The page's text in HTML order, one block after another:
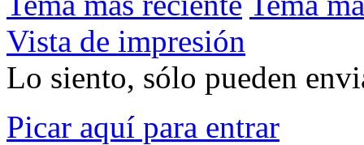
Vista de impresión
Lo siento, sólo pueden
Picar aquí para entrar